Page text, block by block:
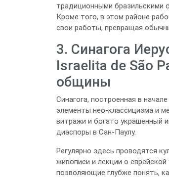
традиционными бразильскими
Кроме того, в этом районе
свои работы, превращая
3. Синагога
Israelita de São
общины
Синагога, построенная в
элементы нео‑классицизма и
витражи и богато украшенный
диаспоры в Сан‑Паулу.
Регулярно здесь проводятся
живописи и лекции о
позволяющие глубже понять,